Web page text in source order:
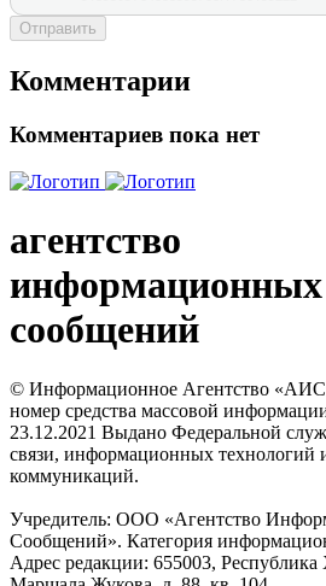
Отправить
Комментарии
Комментариев пока нет
агентство
информационных
сообщений
© Информационное Агентство
номер средства массовой
23.12.2021 Выдано Федеральной
связи, информационных технологий
коммуникаций.
Учредитель: ООО «Агентство
Сообщений». Категория
Адрес редакции: 655003, Республика